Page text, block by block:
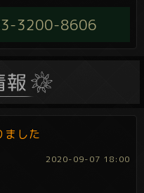
3200-8606
ました
2020-09-07 18:00